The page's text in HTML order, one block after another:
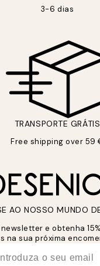
3-6 dias
TRANSPORTE GRÁTIS
Free shipping over 59
AO NOSSO MUNDO
e obtenha
na sua próxima